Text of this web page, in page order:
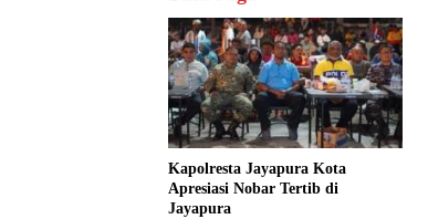
Kapolresta Jayapura Kota
Apresiasi Nobar Tertib di
Jayapura